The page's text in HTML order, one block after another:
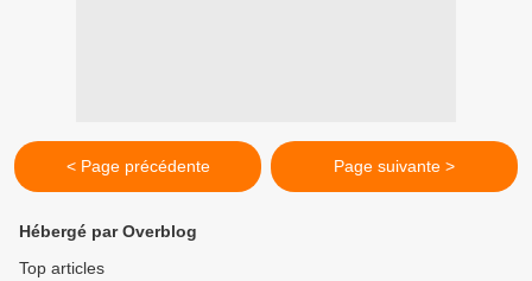
< Page précédente Page suivante >
Hébergé par Overblog
Top articles